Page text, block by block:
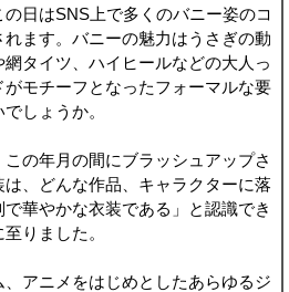
日はSNS上で多くのバニー姿のコ
ます。バニーの魅力はうさぎの動
タイツ、ハイヒールなどの大人っ
モチーフとなったフォーマルな要
しょうか。
の年月の間にブラッシュアップさ
、どんな作品、キャラクターに落
華やかな衣装である」と認識でき
りました。
アニメをはじめとしたあらゆるジ